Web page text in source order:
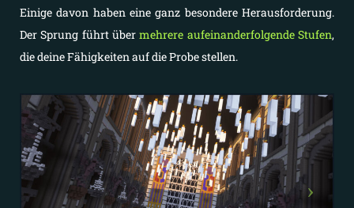
Einige davon haben eine ganz besondere Herausforderung.
Der Sprung führt übermehrere aufeinanderfolgende Stufen,
die deine Fähigkeiten auf die Probe stellen.